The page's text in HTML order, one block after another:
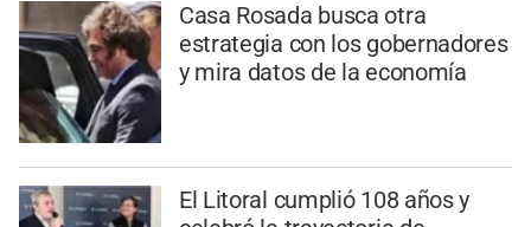
Casa Rosada busca otra
estrategia con los gobernadores
y mira datos de la economía
El Litoral cumplió 108 años y